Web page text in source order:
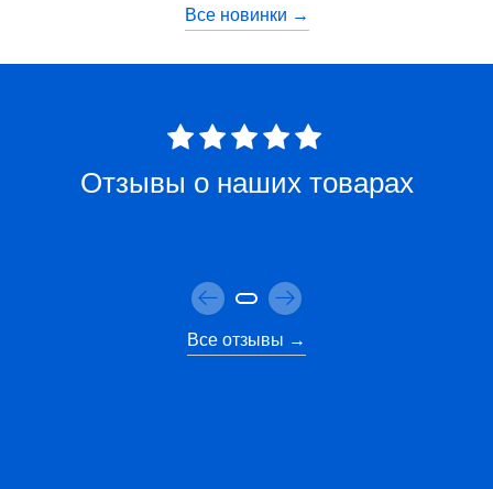
Все новинки →
Отзывы о наших товарах
Все отзывы →